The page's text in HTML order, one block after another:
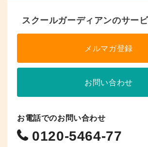
スクールガーディアンのサー
メルマガ登録
お問い合わせ
お電話でのお問い合わせ
0120-5464-77